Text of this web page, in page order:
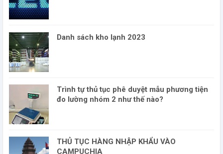
Danh sách kho lạnh 2023
Trình tự thủ tục phê duyệt mẫu phương tiện
đo lường nhóm 2 như thế nào?
THỦ TỤC HÀNG NHẬP KHẨU VÀO
CAMPUCHIA